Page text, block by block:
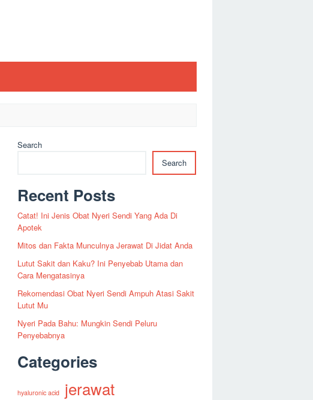
Search
Search
Recent Posts
Catat! Ini Jenis Obat Nyeri Sendi Yang Ada Di
Apotek
Mitos dan Fakta Munculnya Jerawat Di Jidat Anda
Lutut Sakit dan Kaku? Ini Penyebab Utama dan
Cara Mengatasinya
Rekomendasi Obat Nyeri Sendi Ampuh Atasi Sakit
Lutut Mu
Nyeri Pada Bahu: Mungkin Sendi Peluru
Penyebabnya
Categories
hyaluronic acid jerawat